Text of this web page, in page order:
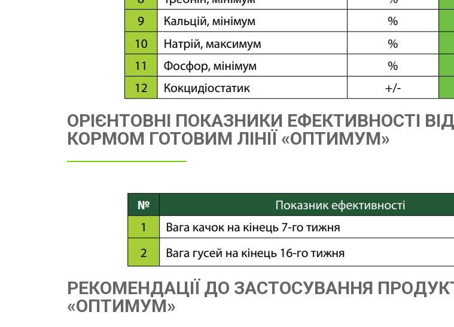
ОРІЄНТОВНІ ПОКАЗНИКИ ЕФЕКТИВНОСТІ
КОРМОМ ГОТОВИМ ЛІНІЇ «ОПТИМУМ»
РЕКОМЕНДАЦІЇ ДО ЗАСТОСУВАННЯ
«ОПТИМУМ»